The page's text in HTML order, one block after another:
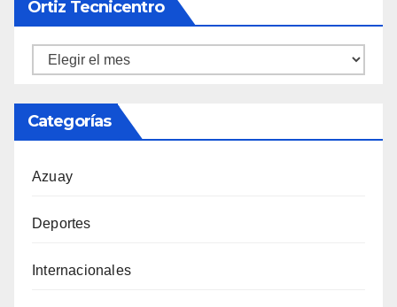
Ortiz Tecnicentro
Ortiz
Categorías
Azuay
Deportes
Internacionales